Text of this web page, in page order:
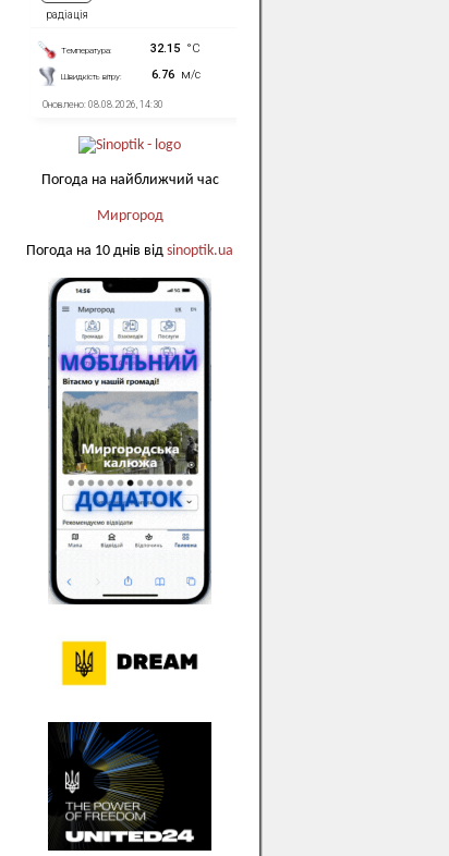
Погода на найближчий час
Миргород
Погода на 10 днів від sinoptik.ua